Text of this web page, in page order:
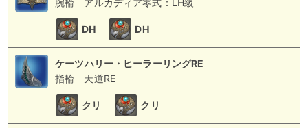
腕輪 アルカディア零式：LH級
DH DH
ケーツハリー・ヒーラーリングRE
指輪
天道RE
クリ クリ